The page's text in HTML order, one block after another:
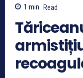
1 min. Read